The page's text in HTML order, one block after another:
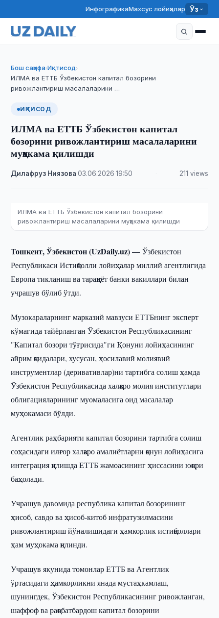
ИнфографикаМахсус лойиҳалар Ўз
Бош саҳифа›Иқтисод›
ИЛМА ва ЕТТБ Ўзбекистон капитал бозорини
ривожлантириш масалаларини …
ИҚТИСОД
ИЛМА ва ЕТТБ Ўзбекистон капитал
бозорини ривожлантириш масалаларини
муҳокама қилишди
Дилафруз Ниязова ·03.06.2026 ·19:50 211 views
ИЛМА ва ЕТТБ Ўзбекистон капитал бозорини
ривожлантириш масалаларини муҳокама қилишди
Тошкент, Ўзбекистон (UzDaily.uz) —Ўзбекистон
Республикаси Истиқболли лойиҳалар миллий агентлигида
Европа тикланиш ва тараққиёт банки вакиллари билан
учрашув бўлиб ўтди.
Музокараларнинг марказий мавзуси ЕТТБнинг эксперт
кўмагида тайёрланган Ўзбекистон Республикасининг
"Капитал бозори тўғрисида"ги Қонуни лойиҳасининг
айрим қоидалари, хусусан, ҳосилавий молиявий
инструментлар (деривативлар)ни тартибга солиш ҳамда
Ўзбекистон Республикасида халқаро молия институтлари
облигацияларининг муомаласига оид масалалар
муҳокамаси бўлди.
Агентлик раҳбарияти капитал бозорини тартибга солиш
соҳасидаги илғор халқаро амалиётларни қонун лойиҳасига
интеграция қилишда ЕТТБ жамоасининг ҳиссасини юқори
баҳолади.
Учрашув давомида республика капитал бозорининг
ҳисоб, савдо ва ҳисоб-китоб инфратузилмасини
ривожлантириш йўналишидаги ҳамкорлик истиқболлари
ҳам муҳокама қилинди.
Учрашув якунида томонлар ЕТТБ ва Агентлик
ўртасидаги ҳамкорликни янада мустаҳкамлаш,
шунингдек, Ўзбекистон Республикасининг ривожланган,
шаффоф ва рақобатбардош капитал бозорини